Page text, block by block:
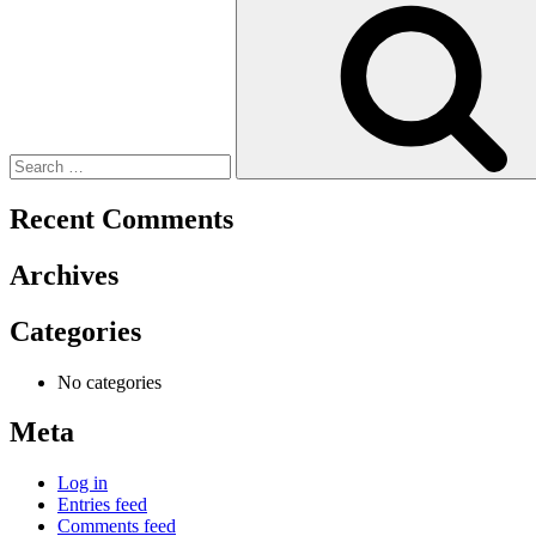
Recent Comments
Archives
Categories
No categories
Meta
Log in
Entries feed
Comments feed